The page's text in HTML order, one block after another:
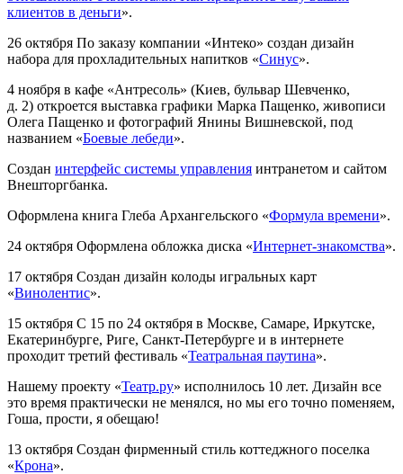
клиентов в деньги».
26 октября По заказу компании «Интеко» создан дизайн
набора для прохладительных напитков «Синус».
4 ноября в кафе «Антресоль» (Киев, бульвар Шевченко,
д. 2) откроется выставка графики Марка Пащенко, живописи
Олега Пащенко и фотографий Янины Вишневской, под
названием «Боевые лебеди».
Создан интерфейс системы управления интранетом и сайтом
Внешторгбанка.
Оформлена книга Глеба Архангельского «Формула времени».
24 октября Оформлена обложка диска «Интернет-знакомства».
17 октября Создан дизайн колоды игральных карт
«Винолентис».
15 октября С 15 по 24 октября в Москве, Самаре, Иркутске,
Екатеринбурге, Риге, Санкт-Петербурге и в интернете
проходит третий фестиваль «Театральная паутина».
Нашему проекту «Театр.ру» исполнилось 10 лет. Дизайн все
это время практически не менялся, но мы его точно поменяем,
Гоша, прости, я обещаю!
13 октября Создан фирменный стиль коттеджного поселка
«Крона».